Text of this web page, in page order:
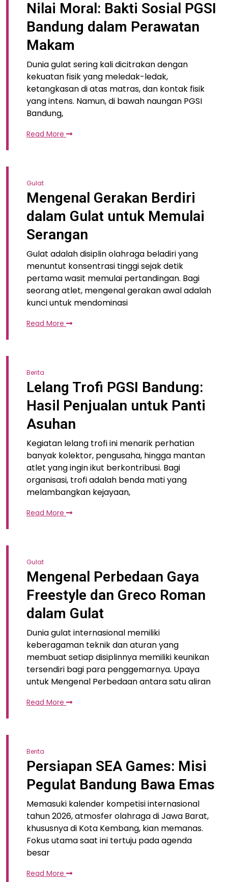
Nilai Moral: Bakti Sosial PGSI
Bandung dalam Perawatan
Makam
Dunia gulat sering kali dicitrakan dengan
kekuatan fisik yang meledak-ledak,
ketangkasan di atas matras, dan kontak fisik
yang intens. Namun, di bawah naungan PGSI
Bandung,
Read More
Gulat
Mengenal Gerakan Berdiri
dalam Gulat untuk Memulai
Serangan
Gulat adalah disiplin olahraga beladiri yang
menuntut konsentrasi tinggi sejak detik
pertama wasit memulai pertandingan. Bagi
seorang atlet, mengenal gerakan awal adalah
kunci untuk mendominasi
Read More
Berita
Lelang Trofi PGSI Bandung:
Hasil Penjualan untuk Panti
Asuhan
Kegiatan lelang trofi ini menarik perhatian
banyak kolektor, pengusaha, hingga mantan
atlet yang ingin ikut berkontribusi. Bagi
organisasi, trofi adalah benda mati yang
melambangkan kejayaan,
Read More
Gulat
Mengenal Perbedaan Gaya
Freestyle dan Greco Roman
dalam Gulat
Dunia gulat internasional memiliki
keberagaman teknik dan aturan yang
membuat setiap disiplinnya memiliki keunikan
tersendiri bagi para penggemarnya. Upaya
untuk Mengenal Perbedaan antara satu aliran
Read More
Berita
Persiapan SEA Games: Misi
Pegulat Bandung Bawa Emas
Memasuki kalender kompetisi internasional
tahun 2026, atmosfer olahraga di Jawa Barat,
khususnya di Kota Kembang, kian memanas.
Fokus utama saat ini tertuju pada agenda
besar
Read More